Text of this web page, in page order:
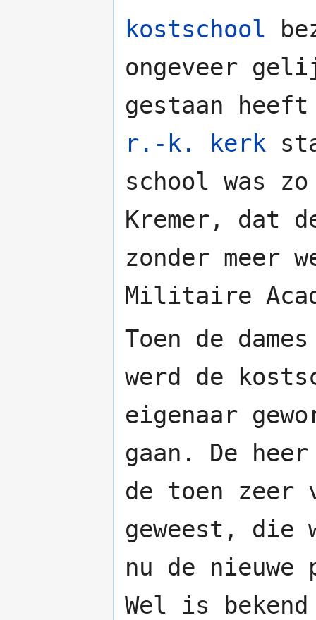
kostschool
ongeveer
gestaan
r.-k. kerk
school was
Kremer, dat
zonder meer
Militaire
Toen de
werd de
eigenaar
gaan. De
de toen zeer
geweest, die
nu de
Wel is